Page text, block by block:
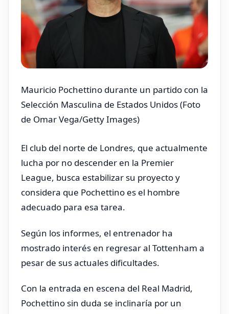
Mauricio Pochettino durante un partido con la
Selección Masculina de Estados Unidos (Foto
de Omar Vega/Getty Images)
El club del norte de Londres, que actualmente
lucha por no descender en la Premier
League, busca estabilizar su proyecto y
considera que Pochettino es el hombre
adecuado para esa tarea.
Según los informes, el entrenador ha
mostrado interés en regresar al Tottenham a
pesar de sus actuales dificultades.
Con la entrada en escena del Real Madrid,
Pochettino sin duda se inclinaría por un